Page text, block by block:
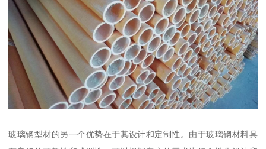
玻璃钢型材的另一个优势在于其设计和定制性。由于玻璃钢材料具